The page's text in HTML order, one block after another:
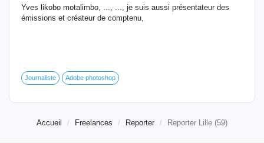
Yves likobo motalimbo, ..., ..., je suis aussi présentateur des
émissions et créateur de comptenu,
Journaliste Adobe photoshop
Accueil Freelances Reporter Reporter Lille (59)